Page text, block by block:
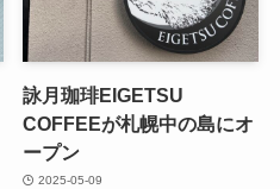
詠月珈琲EIGETSU
COFFEEが札幌中の島にオ
ープン
2025-05-09